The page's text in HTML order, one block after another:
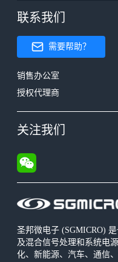
圣邦微电子 (SGMICRO)
及混合信号处理和系统电
化、新能源、汽车、通信
联系我们
需要帮助？
销售办公室
授权代理商
关注我们